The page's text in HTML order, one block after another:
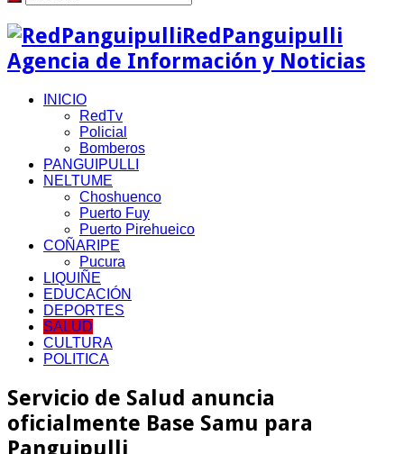
RedPanguipulli
Agencia de Información y Noticias
INICIO
RedTv
Policial
Bomberos
PANGUIPULLI
NELTUME
Choshuenco
Puerto Fuy
Puerto Pirehueico
COÑARIPE
Pucura
LIQUIÑE
EDUCACIÓN
DEPORTES
SALUD
CULTURA
POLITICA
Servicio de Salud anuncia
oficialmente Base Samu para
Panguipulli